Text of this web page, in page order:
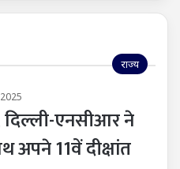
राज्य
दिल्ली-एनसीआर ने
11वें दीक्षांत